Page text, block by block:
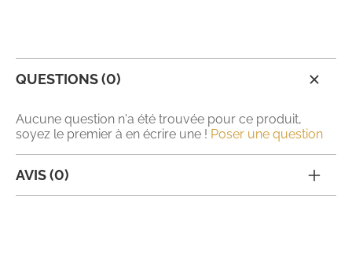
QUESTIONS (0)
Aucune question n'a été trouvée pour ce produit,
soyez le premier à en écrire une ! Poser une question
AVIS (0)